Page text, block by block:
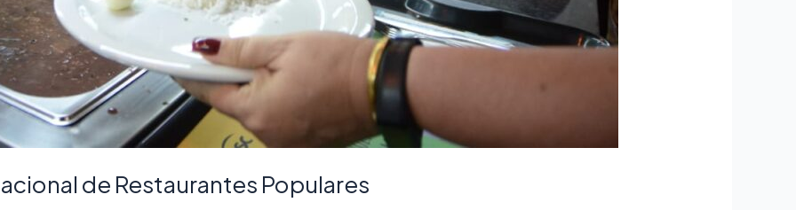
de Restaurantes Populares